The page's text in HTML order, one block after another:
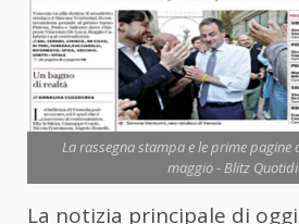
La rassegna stampa e le prime
maggio - Blitz
La notizia principale di